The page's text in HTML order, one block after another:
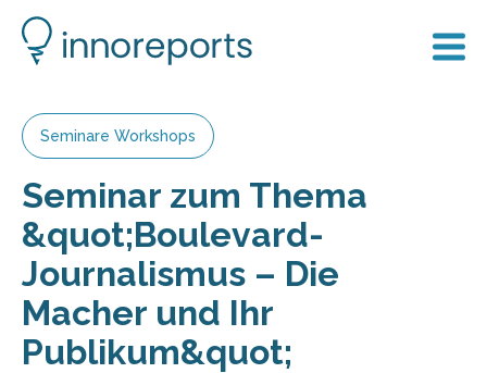
Seminare Workshops
Seminar zum Thema
&quot;Boulevard-
Journalismus – Die
Macher und Ihr
Publikum&quot;